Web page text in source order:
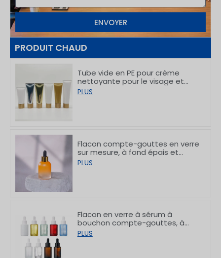
ENVOYER
PRODUIT CHAUD
Tube vide en PE pour crème
nettoyante pour le visage et
crème pour les mains, avec
bouchons en bambou,
PLUS
Flacon compte-gouttes en verre
sur mesure, à fond épais et
gradué, 30 ml
PLUS
Flacon en verre à sérum à
bouchon compte-gouttes, à
bord plat et finition blanche
givrée, 10/30/50/60/80/100 ml
PLUS